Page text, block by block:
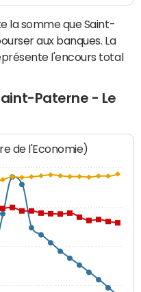
la somme que Saint-
aux banques. La
l'encours total
Paterne - Le
de l'Economie)